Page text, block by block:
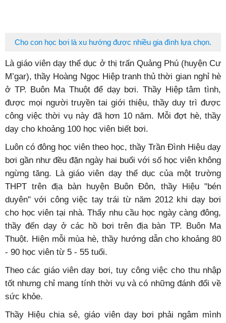
Cho con học bơi là xu hướng được nhiều gia đình lựa chọn.
Là giáo viên dạy thể dục ở thị trấn Quảng Phú (huyện Cư
M’gar), thầy Hoàng Ngọc Hiệp tranh thủ thời gian nghỉ hè
ở TP. Buôn Ma Thuột để dạy bơi. Thầy Hiệp tâm tình,
được mọi người truyền tai giới thiệu, thầy duy trì được
công việc thời vụ này đã hơn 10 năm. Mỗi đợt hè, thầy
dạy cho khoảng 100 học viên biết bơi.
Luôn có đông học viên theo học, thầy Trần Đình Hiệu dạy
bơi gần như đều đặn ngày hai buổi với số học viên không
ngừng tăng. Là giáo viên dạy thể dục của một trường
THPT trên địa bàn huyện Buôn Đôn, thầy Hiệu "bén
duyên" với công việc tay trái từ năm 2012 khi dạy bơi
cho học viên tại nhà. Thấy nhu cầu học ngày càng đông,
thầy đến dạy ở các hồ bơi trên địa bàn TP. Buôn Ma
Thuột. Hiện mỗi mùa hè, thầy hướng dẫn cho khoảng 80
- 90 học viên từ 5 - 55 tuổi.
Theo các giáo viên dạy bơi, tuy công việc cho thu nhập
tốt nhưng chỉ mang tính thời vụ và có những đánh đổi về
sức khỏe.
Thầy Hiệu chia sẻ, giáo viên dạy bơi phải ngâm mình